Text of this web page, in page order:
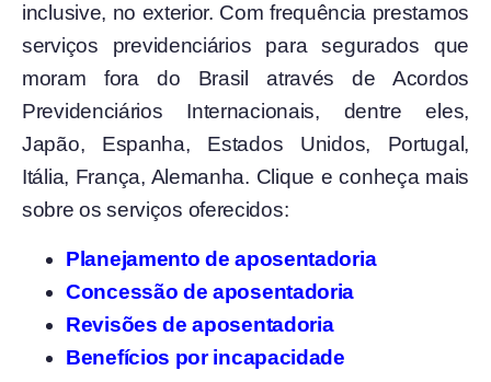
inclusive, no exterior. Com frequência prestamos
serviços previdenciários para segurados que
moram fora do Brasil através de Acordos
Previdenciários Internacionais, dentre eles,
Japão, Espanha, Estados Unidos, Portugal,
Itália, França, Alemanha. Clique e conheça mais
sobre os serviços oferecidos:
Planejamento de aposentadoria
Concessão de aposentadoria
Revisões de aposentadoria
Benefícios por incapacidade